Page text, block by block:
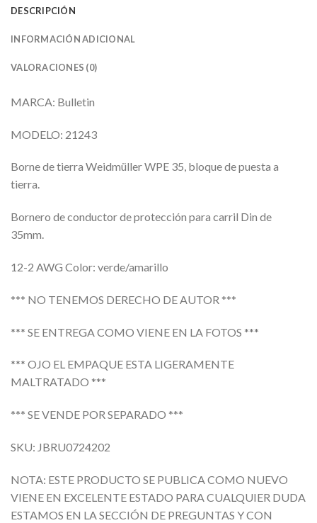
DESCRIPCIÓN
INFORMACIÓN ADICIONAL
VALORACIONES (0)
MARCA: Bulletin
MODELO: 21243
Borne de tierra Weidmüller WPE 35, bloque de puesta a
tierra.
Bornero de conductor de protección para carril Din de
35mm.
12-2 AWG Color: verde/amarillo
*** NO TENEMOS DERECHO DE AUTOR ***
*** SE ENTREGA COMO VIENE EN LA FOTOS ***
*** OJO EL EMPAQUE ESTA LIGERAMENTE
MALTRATADO ***
*** SE VENDE POR SEPARADO ***
SKU: JBRU0724202
NOTA: ESTE PRODUCTO SE PUBLICA COMO NUEVO
VIENE EN EXCELENTE ESTADO PARA CUALQUIER DUDA
ESTAMOS EN LA SECCIÓN DE PREGUNTAS Y CON